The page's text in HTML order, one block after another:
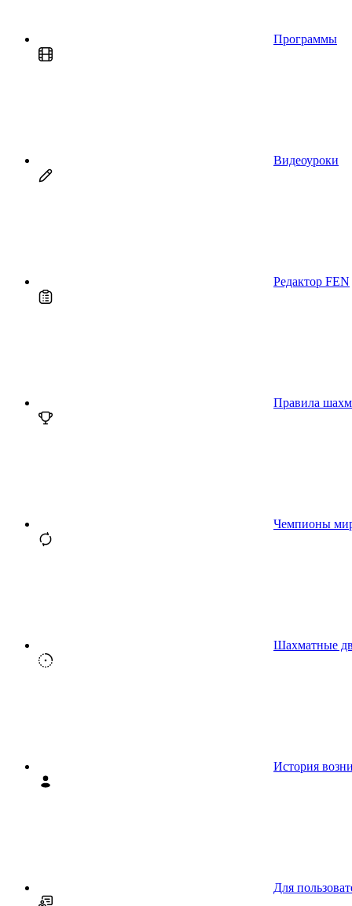
Программы
Видеоуроки
Редактор FEN
Правила
Чемпионы
Шахматные
История
Для